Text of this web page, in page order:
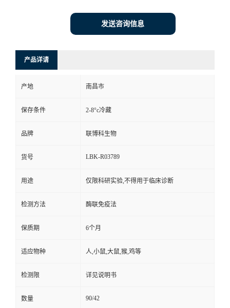
发送咨询信息
产品详请
产地 南昌市
保存条件 2-8°c冷藏
品牌 联博科生物
货号 LBK-R03789
用途 仅限科研实验,不得用于临床诊断
检测方法 酶联免疫法
保质期 6个月
适应物种 人,小鼠,大鼠,猴,鸡等
检测限 详见说明书
数量 90/42